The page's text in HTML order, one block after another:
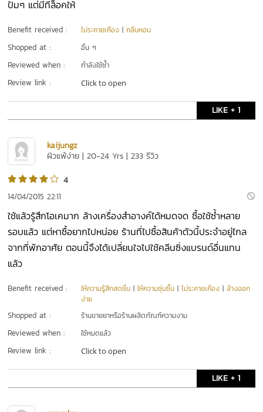
ปั๊มๆ แต่มีที่ล็อคให้
Benefit received : ไม่ระคายเคือง |กลิ่นหอม
Shopped at : อื่น ๆ
Reviewed when : กำลังใช้ซ้ำ
Review link : Click to open
LIKE + 1
kaijungz
ผิวแพ้ง่าย | 20-24 Yrs | 233 รีวิว
4
14/04/2015 22:11
ใช้แล้วรู้สึกโอเคมาก ล้างเครื่องสำอางค์ได้หมดจด ซื้อใช้ซ้ำหลาย
รอบแล้ว แต่หาซื้อยากไปหน่อย ร้านที่ไปซื้อสินค้าตัวนี้ประจำอยู่ไกล
จากที่พักอาศัย ตอนนี้จึงได้เปลี่ยนใจไปใช้คลีนซิ่งแบรนด์อื่นแทน
แล้ว
Benefit received : ให้ความรู้สึกสดชื่น |ให้ความชุ่มชื้น |ไม่ระคายเคือง |ล้างออก
ง่าย
Shopped at : ร้านขายยาหรือร้านผลิตภัณฑ์ความงาม
Reviewed when : ใช้หมดแล้ว
Review link : Click to open
LIKE + 1